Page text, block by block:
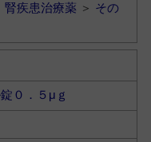
腎疾患治療薬 ＞ その
０．５μｇ